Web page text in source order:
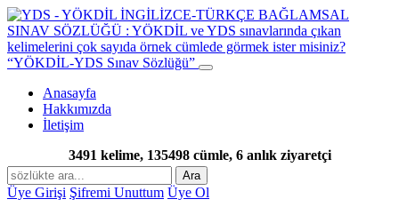
“YÖKDİL-YDS Sınav Sözlüğü”
Anasayfa
Hakkımızda
İletişim
3491 kelime, 135498 cümle, 6 anlık ziyaretçi
Ara
Üye Girişi Şifremi Unuttum Üye Ol